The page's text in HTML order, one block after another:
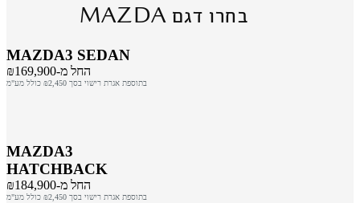
בחרו דגםMAZDA
MAZDA3 SEDAN
החל מ-₪169,900
בתוספת אגרת רישוי בסך ₪2,450 כולל מע"מ
MAZDA3
HATCHBACK
החל מ-₪184,900
בתוספת אגרת רישוי בסך ₪2,450 כולל מע"מ